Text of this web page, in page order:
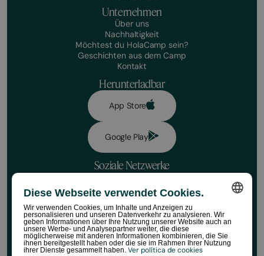
Unternehmen
Über uns
Nachhaltigkeit
Möchtest du HolaCamp sein?
Geschichten aus dem Camp
Kontakt
Herunterladbar
App Store
Google Play
Soziale Netzwerke
Datenschutzrichtlinie
Buchungsbedingungen
Haftungsausschluss
Richtlinien für soziale Medien
Cookie-Richtlinie
Regeln für den HolaCamp Store
SPANISH
ENGLISH
Diese Webseite verwendet Cookies.
Wir verwenden Cookies, um Inhalte und Anzeigen zu
personalisieren und unseren Datenverkehr zu analysieren. Wir
geben Informationen über Ihre Nutzung unserer Website auch an
unsere Werbe- und Analysepartner weiter, die diese
möglicherweise mit anderen Informationen kombinieren, die Sie
ihnen bereitgestellt haben oder die sie im Rahmen Ihrer Nutzung
ihrer Dienste gesammelt haben. Ver política de cookies